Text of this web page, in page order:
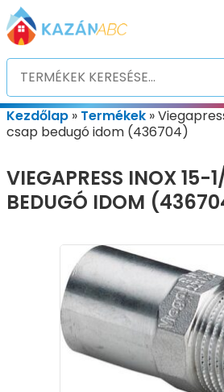
Kezdőlap » Termékek »
csap bedugó idom (436704)
VIEGAPRESS INOX 15-
BEDUGÓ IDOM